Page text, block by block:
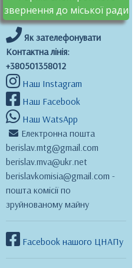
звернення до міської ради
Як зателефонувати
Контактна лінія:
+380501358012
Наш Instagram
Наш Facebook
Наш WatsApp
Електронна пошта
berislav.mtg@gmail.com
berislav.mva@ukr.net
berislavkomisia@gmail.com -
пошта комісії по
зруйнованому майну
Facebook нашого ЦНАПу